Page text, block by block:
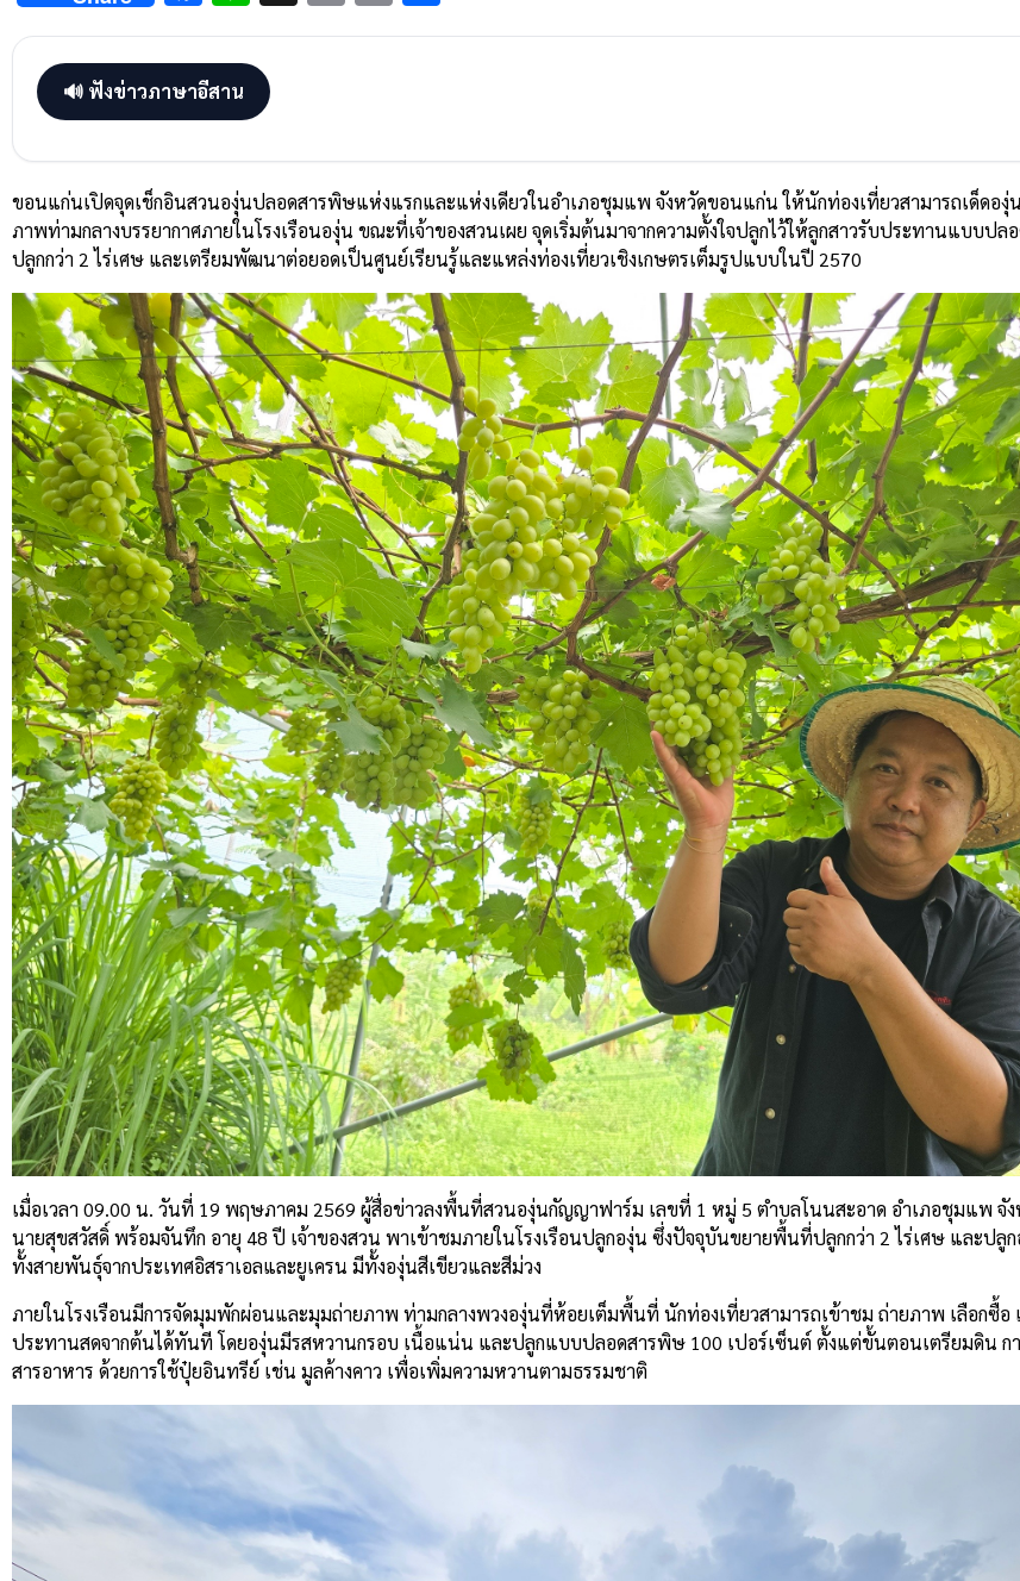
Link
🔊 ฟังข่าวภาษาอีสาน
ขอนแก่นเปิดจุดเช็กอินสวนองุ่นปลอดสารพิษแห่งแรกและแห่งเดียวในอำเภอชุมแพ จังหวัดขอนแก่น ให้นักท่องเที่ยวสามารถเด็ดองุ่
ภาพท่ามกลางบรรยากาศภายในโรงเรือนองุ่น ขณะที่เจ้าของสวนเผย จุดเริ่มต้นมาจากความตั้งใจปลูกไว้ให้ลูกสาวรับประทานแบบป
ปลูกกว่า 2 ไร่เศษ และเตรียมพัฒนาต่อยอดเป็นศูนย์เรียนรู้และแหล่งท่องเที่ยวเชิงเกษตรเต็มรูปแบบในปี 2570
เมื่อเวลา 09.00 น. วันที่ 19 พฤษภาคม 2569 ผู้สื่อข่าวลงพื้นที่สวนองุ่นกัญญาฟาร์ม เลขที่ 1 หมู่ 5 ตำบลโนนสะอาด อำเภอชุมแพ จั
นายสุขสวัสดิ์ พร้อมจันทึก อายุ 48 ปี เจ้าของสวน พาเข้าชมภายในโรงเรือนปลูกองุ่น ซึ่งปัจจุบันขยายพื้นที่ปลูกกว่า 2 ไร่เศษ และปลู
ทั้งสายพันธุ์จากประเทศอิสราเอลและยูเครน มีทั้งองุ่นสีเขียวและสีม่วง
ภายในโรงเรือนมีการจัดมุมพักผ่อนและมุมถ่ายภาพ ท่ามกลางพวงองุ่นที่ห้อยเต็มพื้นที่ นักท่องเที่ยวสามารถเข้าชม ถ่ายภาพ เลือกซื้อ
ประทานสดจากต้นได้ทันที โดยองุ่นมีรสหวานกรอบ เนื้อแน่น และปลูกแบบปลอดสารพิษ 100 เปอร์เซ็นต์ ตั้งแต่ขั้นตอนเตรียมดิน กา
สารอาหาร ด้วยการใช้ปุ๋ยอินทรีย์ เช่น มูลค้างคาว เพื่อเพิ่มความหวานตามธรรมชาติ